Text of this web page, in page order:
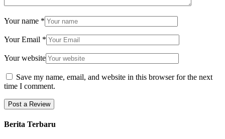
Your name *
Your Email *
Your website
Save my name, email, and website in this browser for the next
time I comment.
Berita Terbaru